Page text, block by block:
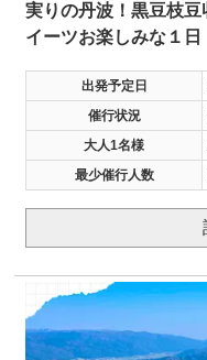
実りの丹波！黒豆枝
イーツお楽しみな１日
出発予定日
催行状況
大人1名様
最少催行人数